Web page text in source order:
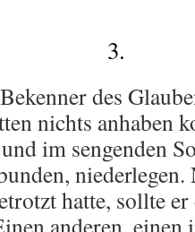
3.
des
nichts anhaben
im sengenden
niederlegen.
hatte, sollte
anderen, einen